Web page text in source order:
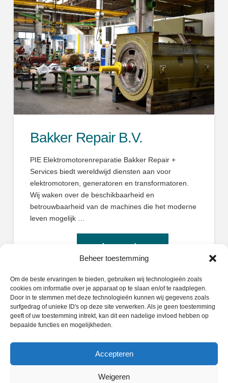
Beheer toestemming
Om de beste ervaringen te bieden, gebruiken wij technologieën zoals
cookies om informatie over je apparaat op te slaan en/of te raadplegen.
Door in te stemmen met deze technologieën kunnen wij gegevens zoals
surfgedrag of unieke ID's op deze site verwerken. Als je geen toestemming
geeft of uw toestemming intrekt, kan dit een nadelige invloed hebben op
bepaalde functies en mogelijkheden.
Accepteren
Weigeren
Bakker Repair B.V.
PIE Elektromotorenreparatie Bakker Repair +
Services biedt wereldwijd diensten aan voor
elektromotoren, generatoren en transformatoren.
Wij waken over de beschikbaarheid en
betrouwbaarheid van de machines die het moderne
leven mogelijk …
Zoeken